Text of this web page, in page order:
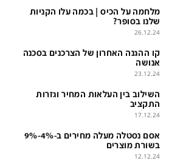
מונדיאל
English Edition
מגזין N12
תרבות
LifeStyle
בארץ
12+
דרושים
מלחמה על הכיס | בכמה עלו הקניות
שלנו בסופר?
26.12.24
קו ההגנה האחרון של הצרכנים בסכנה
אנושה
23.12.24
השילוב בין העלאות המחיר וגזרות
התקציב
17.12.24
אסם נסטלה מעלה מחירים ב-4%-9%
בשורת מוצרים
12.12.24